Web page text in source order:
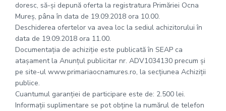
doresc, să-şi depună oferta la registratura Primăriei Ocna
Mureş, pâna în data de 19.09.2018 ora 10.00.
Deschiderea ofertelor va avea loc la sediul achizitorului în
data de 19.09.2018 ora 11.00.
Documentația de achiziție este publicată în SEAP ca
atașament la Anunțul publicitar nr. ADV1034130 precum și
pe site-ul www.primariaocnamures.ro, la secțiunea Achiziții
publice.
Cuantumul garanţiei de participare este de: 2.500 lei.
Informaţii suplimentare se pot obţine la numărul de telefon